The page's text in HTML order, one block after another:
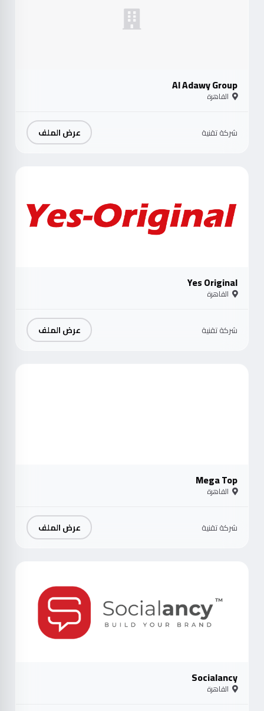
Al Adawy Group
القاهرة
شركة تقنية عرض الملف
Yes Original
القاهرة
شركة تقنية عرض الملف
Mega Top
القاهرة
شركة تقنية عرض الملف
Socialancy
القاهرة